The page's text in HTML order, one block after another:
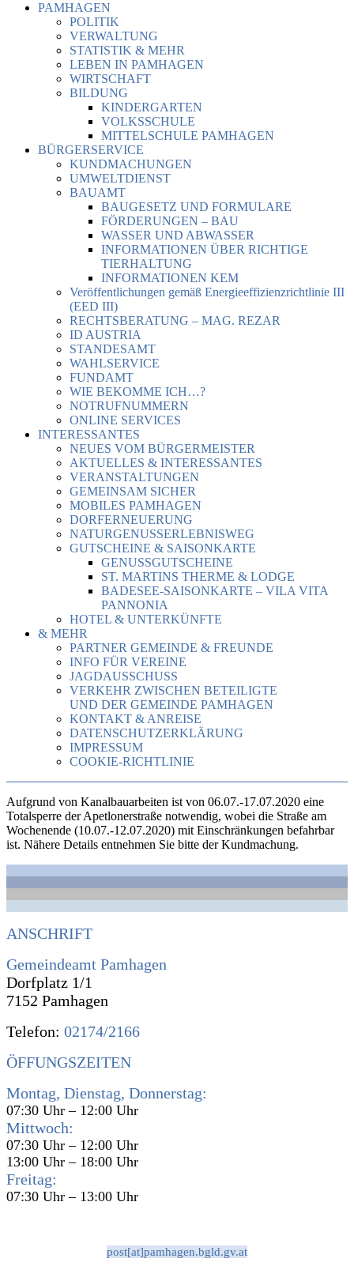
PAMHAGEN
POLITIK
VERWALTUNG
STATISTIK & MEHR
LEBEN IN PAMHAGEN
WIRTSCHAFT
BILDUNG
KINDERGARTEN
VOLKSSCHULE
MITTELSCHULE PAMHAGEN
BÜRGERSERVICE
KUNDMACHUNGEN
UMWELTDIENST
BAUAMT
BAUGESETZ UND FORMULARE
FÖRDERUNGEN – BAU
WASSER UND ABWASSER
INFORMATIONEN ÜBER RICHTIGE
TIERHALTUNG
INFORMATIONEN KEM
Veröffentlichungen gemäß Energieeffizienzrichtlinie III
(EED III)
RECHTSBERATUNG – MAG. REZAR
ID AUSTRIA
STANDESAMT
WAHLSERVICE
FUNDAMT
WIE BEKOMME ICH…?
NOTRUFNUMMERN
ONLINE SERVICES
INTERESSANTES
NEUES VOM BÜRGERMEISTER
AKTUELLES & INTERESSANTES
VERANSTALTUNGEN
GEMEINSAM SICHER
MOBILES PAMHAGEN
DORFERNEUERUNG
NATURGENUSSERLEBNISWEG
GUTSCHEINE & SAISONKARTE
GENUSSGUTSCHEINE
ST. MARTINS THERME & LODGE
BADESEE-SAISONKARTE – VILA VITA
PANNONIA
HOTEL & UNTERKÜNFTE
& MEHR
PARTNER GEMEINDE & FREUNDE
INFO FÜR VEREINE
JAGDAUSSCHUSS
VERKEHR ZWISCHEN BETEILIGTE
UND DER GEMEINDE PAMHAGEN
KONTAKT & ANREISE
DATENSCHUTZERKLÄRUNG
IMPRESSUM
COOKIE-RICHTLINIE
Aufgrund von Kanalbauarbeiten ist von 06.07.-17.07.2020 eine
Totalsperre der Apetlonerstraße notwendig, wobei die Straße am
Wochenende (10.07.-12.07.2020) mit Einschränkungen befahrbar
ist. Nähere Details entnehmen Sie bitte der Kundmachung.
ANSCHRIFT
Gemeindeamt Pamhagen
Dorfplatz 1/1
7152 Pamhagen
Telefon: 02174/2166
ÖFFUNGSZEITEN
Montag, Dienstag, Donnerstag:
07:30 Uhr – 12:00 Uhr
Mittwoch:
07:30 Uhr – 12:00 Uhr
13:00 Uhr – 18:00 Uhr
Freitag:
07:30 Uhr – 13:00 Uhr
post[at]pamhagen.bgld.gv.at